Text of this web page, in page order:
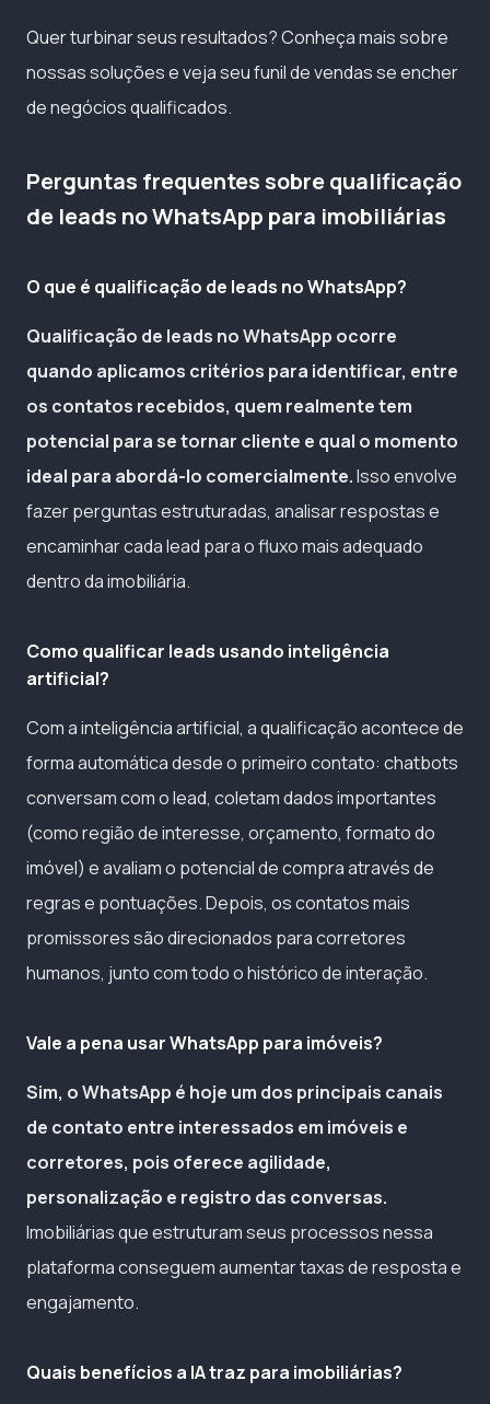
Quer turbinar seus resultados? Conheça mais sobre
nossas soluções e veja seu funil de vendas se encher
de negócios qualificados.
Perguntas frequentes sobre qualificação
de leads no WhatsApp para imobiliárias
O que é qualificação de leads no WhatsApp?
Qualificação de leads no WhatsApp ocorre
quando aplicamos critérios para identificar, entre
os contatos recebidos, quem realmente tem
potencial para se tornar cliente e qual o momento
ideal para abordá-lo comercialmente.Isso envolve
fazer perguntas estruturadas, analisar respostas e
encaminhar cada lead para o fluxo mais adequado
dentro da imobiliária.
Como qualificar leads usando inteligência
artificial?
Com a inteligência artificial, a qualificação acontece de
forma automática desde o primeiro contato: chatbots
conversam com o lead, coletam dados importantes
(como região de interesse, orçamento, formato do
imóvel) e avaliam o potencial de compra através de
regras e pontuações. Depois, os contatos mais
promissores são direcionados para corretores
humanos, junto com todo o histórico de interação.
Vale a pena usar WhatsApp para imóveis?
Sim, o WhatsApp é hoje um dos principais canais
de contato entre interessados em imóveis e
corretores, pois oferece agilidade,
personalização e registro das conversas.
Imobiliárias que estruturam seus processos nessa
plataforma conseguem aumentar taxas de resposta e
engajamento.
Quais benefícios a IA traz para imobiliárias?